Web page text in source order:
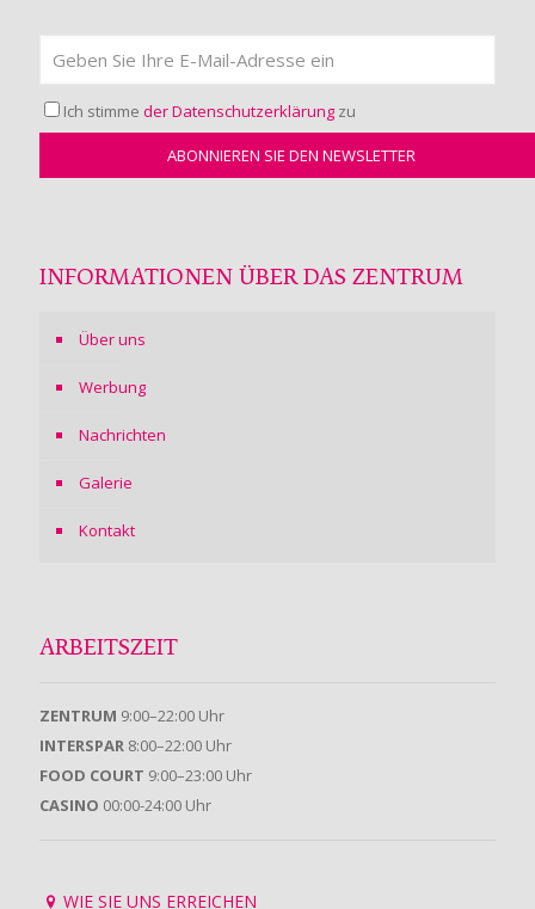
Ich stimme der Datenschutzerklärung zu
INFORMATIONEN ÜBER DAS ZENTRUM
Über uns
Werbung
Nachrichten
Galerie
Kontakt
ARBEITSZEIT
ZENTRUM 9:00–22:00 Uhr
INTERSPAR 8:00–22:00 Uhr
FOOD COURT 9:00–23:00 Uhr
CASINO 00:00-24:00 Uhr
WIE SIE UNS ERREICHEN